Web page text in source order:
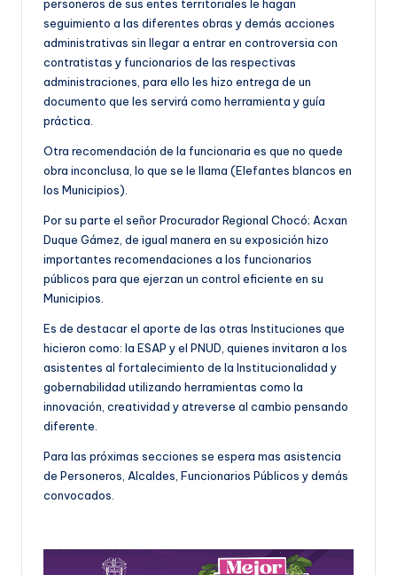
personeros de sus entes territoriales le hagan
seguimiento a las diferentes obras y demás acciones
administrativas sin llegar a entrar en controversia con
contratistas y funcionarios de las respectivas
administraciones, para ello les hizo entrega de un
documento que les servirá como herramienta y guía
práctica.
Otra recomendación de la funcionaria es que no quede
obra inconclusa, lo que se le llama (Elefantes blancos en
los Municipios).
Por su parte el señor Procurador Regional Chocó; Acxan
Duque Gámez, de igual manera en su exposición hizo
importantes recomendaciones a los funcionarios
públicos para que ejerzan un control eficiente en su
Municipios.
Es de destacar el aporte de las otras Instituciones que
hicieron como: la ESAP y el PNUD, quienes invitaron a los
asistentes al fortalecimiento de la Institucionalidad y
gobernabilidad utilizando herramientas como la
innovación, creatividad y atreverse al cambio pensando
diferente.
Para las próximas secciones se espera mas asistencia
de Personeros, Alcaldes, Funcionarios Públicos y demás
convocados.